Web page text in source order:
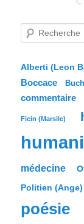
c
e
r
c
e
Alberti (Leon
Boccace
commentaire
Ficin (Marsile)
médecine
Politien (Ange)
poésie